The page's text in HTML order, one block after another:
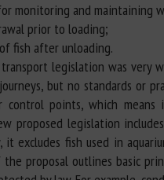
monitoring and maintaining
prior to loading;
fish after unloading.
transport legislation was very
but no standards or
points, which means
proposed legislation
it excludes fish used in
proposal outlines basic